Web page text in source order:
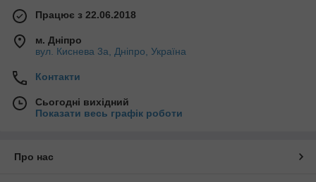
Працює з 22.06.2018
м. Дніпро
вул. Киснева 3а, Дніпро, Україна
Контакти
Сьогодні вихідний
Показати весь графік роботи
Про нас